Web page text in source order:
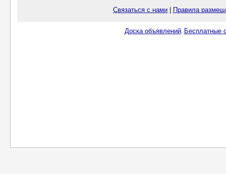
Связаться с нами Правила
Доска объявлений. Бесплатные